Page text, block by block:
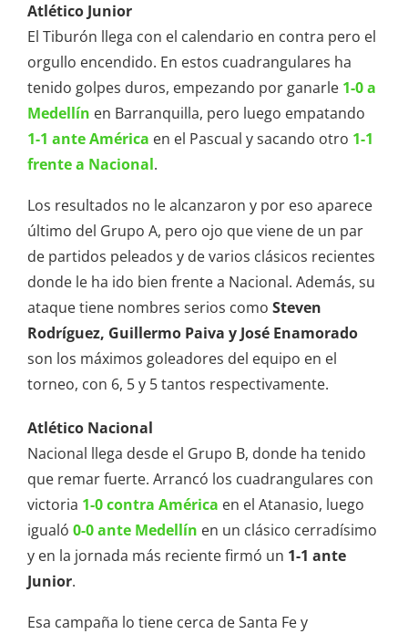
Atlético Junior
El Tiburón llega con el calendario en contra pero el
orgullo encendido. En estos cuadrangulares ha
tenido golpes duros, empezando por ganarle 1-0 a
Medellín en Barranquilla, pero luego empatando
1-1 ante América en el Pascual y sacando otro 1-1
frente a Nacional.
Los resultados no le alcanzaron y por eso aparece
último del Grupo A, pero ojo que viene de un par
de partidos peleados y de varios clásicos recientes
donde le ha ido bien frente a Nacional. Además, su
ataque tiene nombres serios como Steven
Rodríguez, Guillermo Paiva y José Enamorado
son los máximos goleadores del equipo en el
torneo, con 6, 5 y 5 tantos respectivamente.
Atlético Nacional
Nacional llega desde el Grupo B, donde ha tenido
que remar fuerte. Arrancó los cuadrangulares con
victoria 1-0 contra América en el Atanasio, luego
igualó 0-0 ante Medellín en un clásico cerradísimo
y en la jornada más reciente firmó un 1-1 ante
Junior.
Esa campaña lo tiene cerca de Santa Fe y